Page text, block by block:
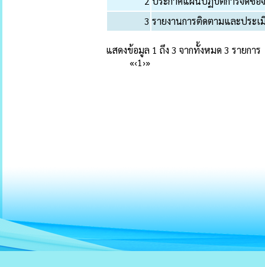
3 รายงานการติดตามและประ
แสดงข้อมูล 1 ถึง 3 จากทั้งหมด 3 รายการ
«‹1›»